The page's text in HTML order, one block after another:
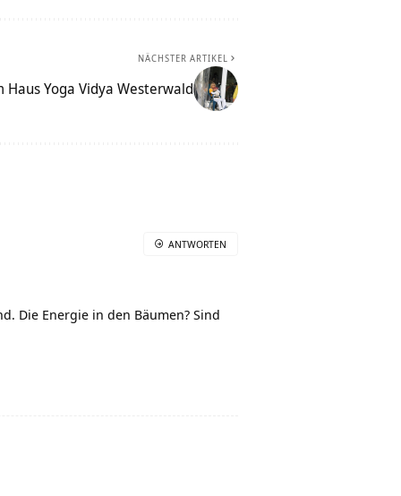
NÄCHSTER ARTIKEL
Haus Yoga Vidya Westerwald
Die Energie in den Bäumen? Sind
ANTWORTEN